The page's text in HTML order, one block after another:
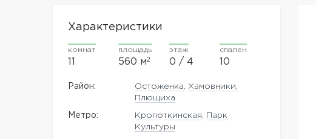
Характеристики
комнат площадь
560 м2
этаж
0 / 4
спален
10
Район: Остоженка
Хамовники,
Плющиха
Метро: Кропоткинская
Парк
Культуры